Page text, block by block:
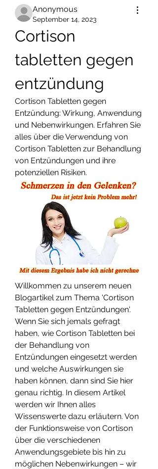
Anonymous
September 14, 2023
Cortison
tabletten gegen
entzündung
Cortison Tabletten gegen
Entzündung: Wirkung, Anwendung
und Nebenwirkungen. Erfahren Sie
alles über die Verwendung von
Cortison Tabletten zur Behandlung
von Entzündungen und ihre
potenziellen Risiken.
Willkommen zu unserem neuen
Blogartikel zum Thema 'Cortison
Tabletten gegen Entzündungen'.
Wenn Sie sich jemals gefragt
haben, wie Cortison Tabletten bei
der Behandlung von
Entzündungen eingesetzt werden
und welche Auswirkungen sie
haben können, dann sind Sie hier
genau richtig. In diesem Artikel
werden wir Ihnen alles
Wissenswerte dazu erläutern. Von
der Funktionsweise von Cortison
über die verschiedenen
Anwendungsgebiete bis hin zu
möglichen Nebenwirkungen – wir